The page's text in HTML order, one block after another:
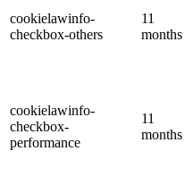
cookielawinfo-
checkbox-others
11
months
cookielawinfo-
checkbox-
performance
11
months